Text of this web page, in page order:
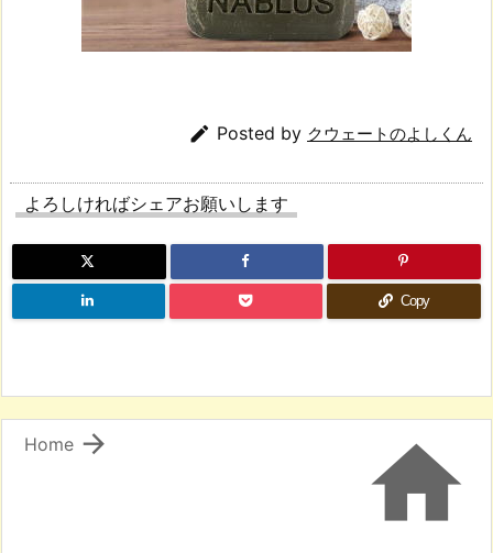
 Posted by クウェートのよしくん
よろしければシェアお願いします
Copy


Home